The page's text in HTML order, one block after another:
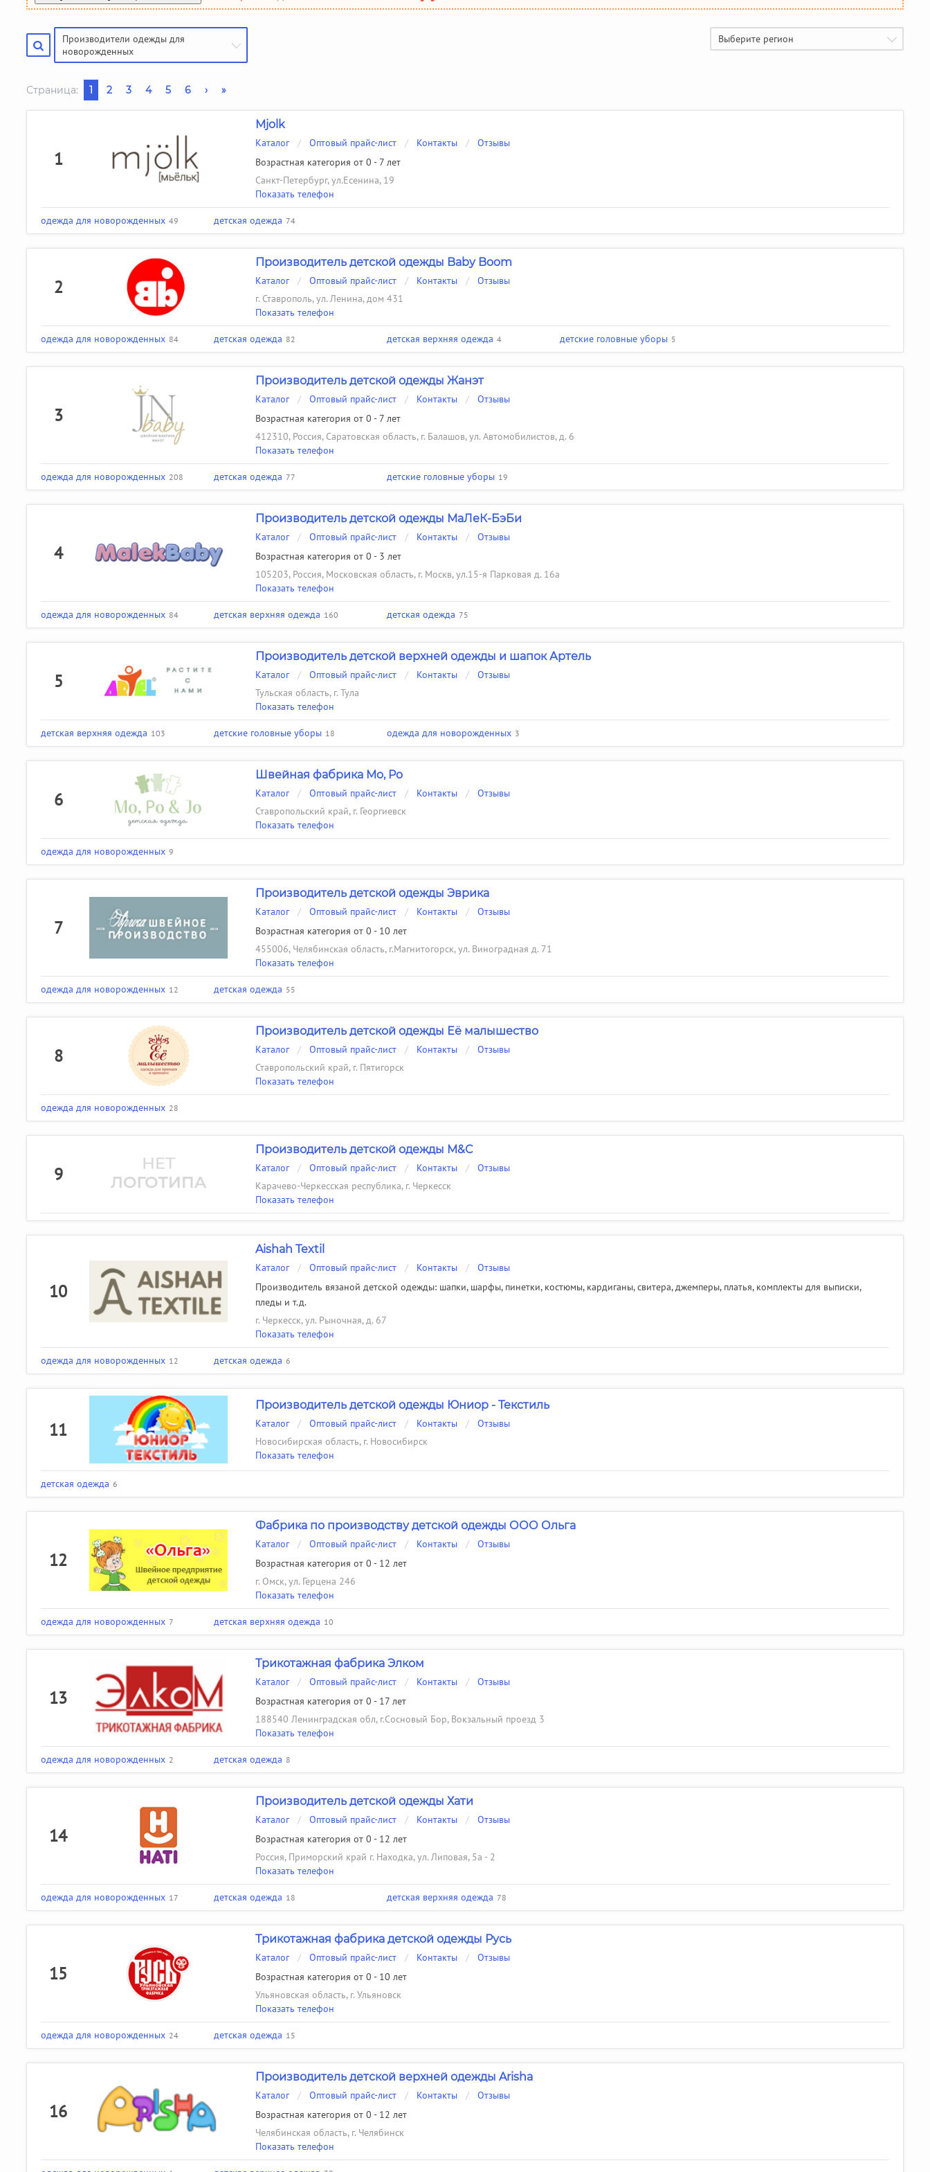
Производители галстуков, ремней, подтяжек(18)
Найти производителя
Производители одежды для
новорожденных
Выберите регион
Страница: 1 2 3 4 5 6 › »
1
Mjolk
Каталог / Оптовый прайс-лист / Контакты /
Отзывы
Возрастная категория от 0 - 7 лет
Санкт-Петербург, ул.Есенина, 19
Показать телефон
одежда для новорожденных 49 детская одежда 74
2
Производитель детской одежды Baby Boom
Каталог / Оптовый прайс-лист / Контакты /
Отзывы
г. Ставрополь, ул. Ленина, дом 431
Показать телефон
одежда для новорожденных 84 детская одежда 82 детская верхняя одежда 4 детские головные уборы 5
3
Производитель детской одежды Жанэт
Каталог / Оптовый прайс-лист / Контакты /
Отзывы
Возрастная категория от 0 - 7 лет
412310, Россия, Саратовская область, г. Балашов, ул. Автомобилистов, д. 6
Показать телефон
одежда для новорожденных 208 детская одежда 77 детские головные уборы 19
4
Производитель детской одежды МаЛеК-БэБи
Каталог / Оптовый прайс-лист / Контакты /
Отзывы
Возрастная категория от 0 - 3 лет
105203, Россия, Московская область, г. Москв, ул.15-я Парковая д. 16а
Показать телефон
одежда для новорожденных 84 детская верхняя одежда 160 детская одежда 75
5
Производитель детской верхней одежды и шапок Артель
Каталог / Оптовый прайс-лист / Контакты /
Отзывы
Тульская область, г. Тула
Показать телефон
детская верхняя одежда 103 детские головные уборы 18 одежда для новорожденных 3
6
Швейная фабрика Mo, Po
Каталог / Оптовый прайс-лист / Контакты /
Отзывы
Ставропольский край, г. Георгиевск
Показать телефон
одежда для новорожденных 9
7
Производитель детской одежды Эврика
Каталог / Оптовый прайс-лист / Контакты /
Отзывы
Возрастная категория от 0 - 10 лет
455006, Челябинская область, г.Магнитогорск, ул. Виноградная д. 71
Показать телефон
одежда для новорожденных 12 детская одежда 55
8
Производитель детской одежды Её малышество
Каталог / Оптовый прайс-лист / Контакты /
Отзывы
Ставропольский край, г. Пятигорск
Показать телефон
одежда для новорожденных 28
9
Производитель детской одежды M&C
Каталог / Оптовый прайс-лист / Контакты /
Отзывы
Карачево-Черкесская республика, г. Черкесск
Показать телефон
10
Aishah Textil
Каталог / Оптовый прайс-лист / Контакты /
Отзывы
Производитель вязаной детской одежды: шапки, шарфы, пинетки, костюмы, кардиганы, свитера, джемперы, платья, комплекты для выписки,
пледы и т.д.
г. Черкесск, ул. Рыночная, д. 67
Показать телефон
одежда для новорожденных 12 детская одежда 6
11
Производитель детской одежды Юниор - Текстиль
Каталог / Оптовый прайс-лист / Контакты /
Отзывы
Новосибирская область, г. Новосибирск
Показать телефон
детская одежда 6
12
Фабрика по производству детской одежды ООО Ольга
Каталог / Оптовый прайс-лист / Контакты /
Отзывы
Возрастная категория от 0 - 12 лет
г. Омск, ул. Герцена 246
Показать телефон
одежда для новорожденных 7 детская верхняя одежда 10
13
Трикотажная фабрика Элком
Каталог / Оптовый прайс-лист / Контакты /
Отзывы
Возрастная категория от 0 - 17 лет
188540 Ленинградская обл, г.Сосновый Бор, Вокзальный проезд 3
Показать телефон
одежда для новорожденных 2 детская одежда 8
14
Производитель детской одежды Хати
Каталог / Оптовый прайс-лист / Контакты /
Отзывы
Возрастная категория от 0 - 12 лет
Россия, Приморский край г. Находка, ул. Липовая, 5а - 2
Показать телефон
одежда для новорожденных 17 детская одежда 18 детская верхняя одежда 78
15
Трикотажная фабрика детской одежды Русь
Каталог / Оптовый прайс-лист / Контакты /
Отзывы
Возрастная категория от 0 - 10 лет
Ульяновская область, г. Ульяновск
Показать телефон
одежда для новорожденных 24 детская одежда 15
16
Производитель детской верхней одежды Arisha
Каталог / Оптовый прайс-лист / Контакты /
Отзывы
Возрастная категория от 0 - 12 лет
Челябинская область, г. Челябинск
Показать телефон